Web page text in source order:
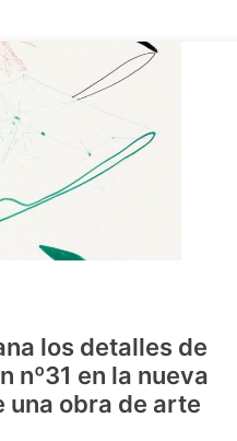
los detalles de
nº31 en la nueva
una obra de arte